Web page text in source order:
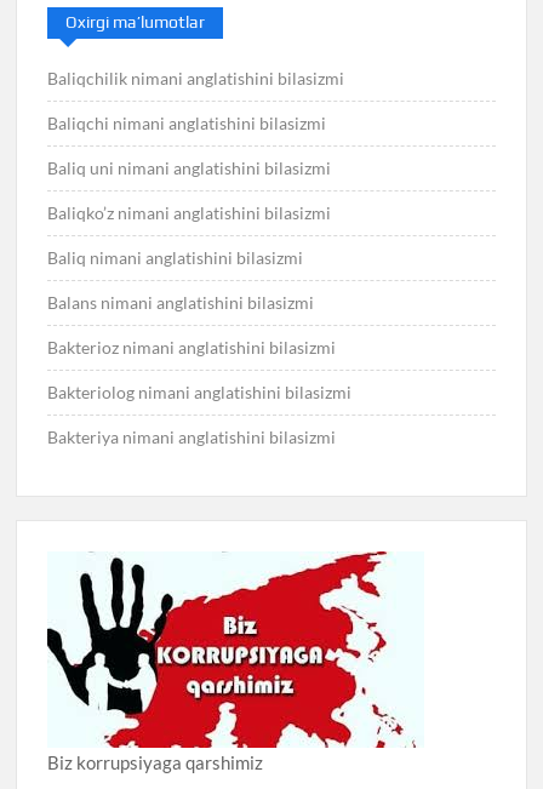
Oxirgi ma’lumotlar
Baliqchilik nimani anglatishini bilasizmi
Baliqchi nimani anglatishini bilasizmi
Baliq uni nimani anglatishini bilasizmi
Baliqko’z nimani anglatishini bilasizmi
Baliq nimani anglatishini bilasizmi
Balans nimani anglatishini bilasizmi
Bakterioz nimani anglatishini bilasizmi
Bakteriolog nimani anglatishini bilasizmi
Bakteriya nimani anglatishini bilasizmi
Biz korrupsiyaga qarshimiz